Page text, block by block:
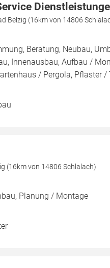
Belzig (16km von 14806
Beratung, Neubau,
Innenausbau, Aufbau /
/ Pergola, Pflaster /
(16km von 14806 Schlalach)
Planung / Montage